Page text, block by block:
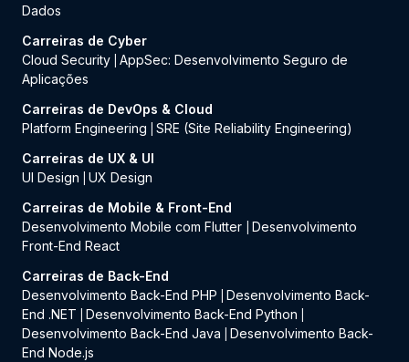
Dados
Carreiras de Cyber
Cloud Security AppSec: Desenvolvimento Seguro de
Aplicações
Carreiras de DevOps & Cloud
Platform Engineering
SRE (Site Reliability Engineering)
Carreiras de UX & UI
UI Design
UX Design
Carreiras de Mobile & Front-End
Desenvolvimento Mobile com Flutter
Desenvolvimento
Front-End React
Carreiras de Back-End
Desenvolvimento Back-End PHP
Desenvolvimento Back-
End .NET
Desenvolvimento Back-End Python
Desenvolvimento Back-End Java
Desenvolvimento Back-
End Node.js